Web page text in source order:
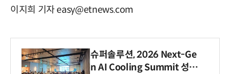
이지희 기자 easy@etnews.com
슈퍼솔루션, 2026 Next-Ge
n AI Cooling Summit 성황